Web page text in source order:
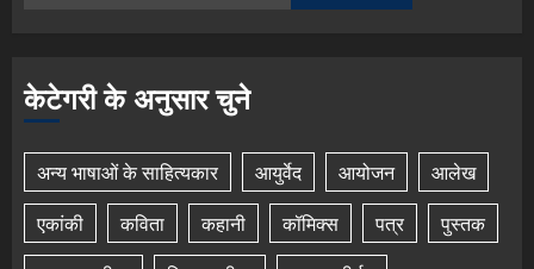
केटेगरी के अनुसार चुने
अन्य भाषाओं के साहित्यकार आयुर्वेद आयोजन
आलेख
एकांकी
कविता कहानी कॉमिक्स पत्र
पुस्तक